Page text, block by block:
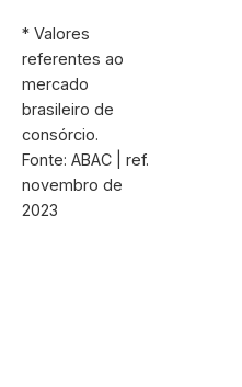
* Valores
referentes ao
mercado
brasileiro de
consórcio.
Fonte: ABAC | ref.
novembro de
2023